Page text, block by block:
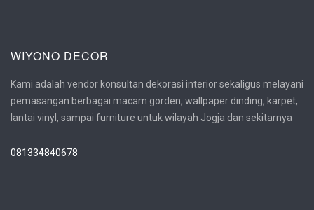
WIYONO DECOR
Kami adalah vendor konsultan dekorasi interior sekaligus melayani
pemasangan berbagai macam gorden, wallpaper dinding, karpet,
lantai vinyl, sampai furniture untuk wilayah Jogja dan sekitarnya
081334840678